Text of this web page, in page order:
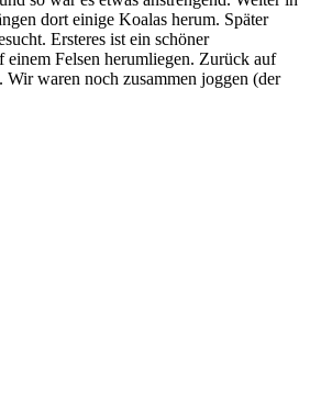
dort einige Koalas herum. Später
Ersteres ist ein schöner
einem Felsen herumliegen. Zurück auf
waren noch zusammen joggen (der